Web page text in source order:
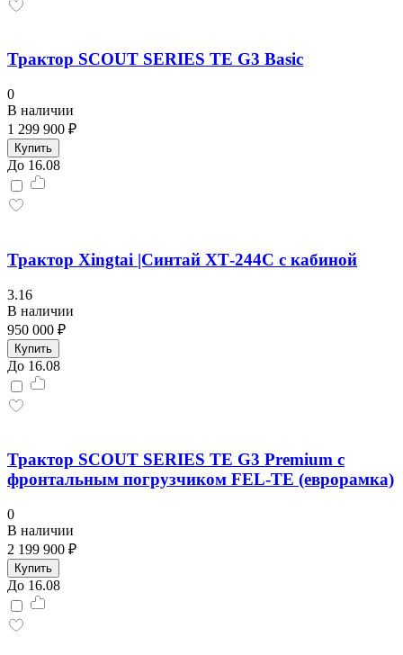
Трактор SCOUT SERIES TE G3 Basic
0
В наличии
1 299 900 ₽
Купить
До 16.08
Трактор Xingtai |Синтай ХТ-244С с кабиной
3.16
В наличии
950 000 ₽
Купить
До 16.08
Трактор SCOUT SERIES TE G3 Premium с
фронтальным погрузчиком FEL-TE (еврорамка)
0
В наличии
2 199 900 ₽
Купить
До 16.08